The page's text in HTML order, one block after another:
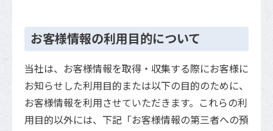
お客様情報の利用目的について
当社は、お客様情報を取得・収集する際にお客様に
お知らせした利用目的または以下の目的のために、
お客様情報を利用させていただきます。これらの利
用目的以外には、下記「お客様情報の第三者への預